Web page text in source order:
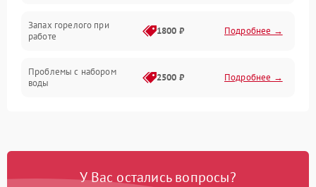
Запах горелого при
работе
1800 ₽ Подробнее →
Проблемы с набором
воды
2500 ₽ Подробнее →
Замена платы управления 2200 ₽ Подробнее →
У Вас остались вопросы?